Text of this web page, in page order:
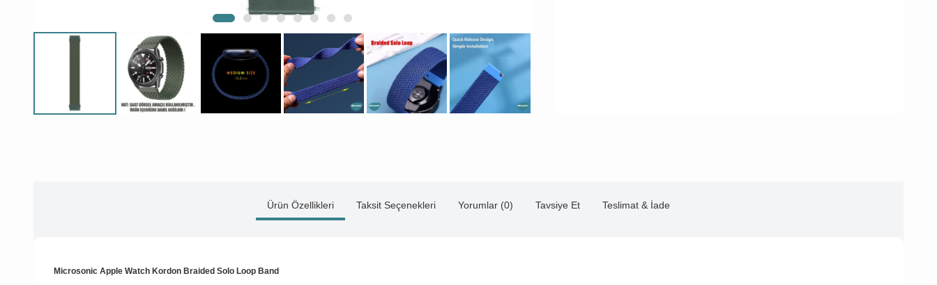
Ürün Özellikleri Taksit Seçenekleri Yorumlar (0) Tavsiye Et Teslimat & İade
Microsonic Apple Watch Kordon Braided Solo Loop Band